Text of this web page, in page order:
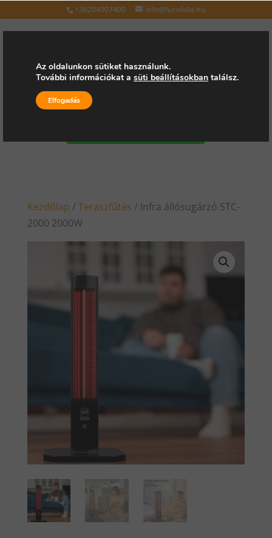
+36204007400 info@futofolia.hu
Válasszon oldalt
Kezdőlap / Teraszfűtés / Infra állósugárzó STC-
2000 2000W
Az oldalunkon sütiket használunk.
További információkat a süti beállításokban találsz.
Elfogadás